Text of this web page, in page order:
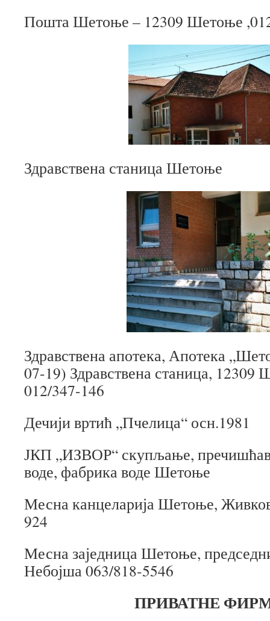
Пошта Шетоње – 12309 Шетоње
Здравствена станица Шетоње
Здравствена апотека, Апотека
07-19) Здравствена станица, 12309
012/347-146
Дечији вртић „Пчелица“ осн.1981
ЈКП „ИЗВОР“ скупљање,
воде, фабрика воде Шетоње
Месна канцеларија Шетоње,
924
Месна заједница Шетоње,
Небојша 063/818-5546
ПРИВАТНЕ